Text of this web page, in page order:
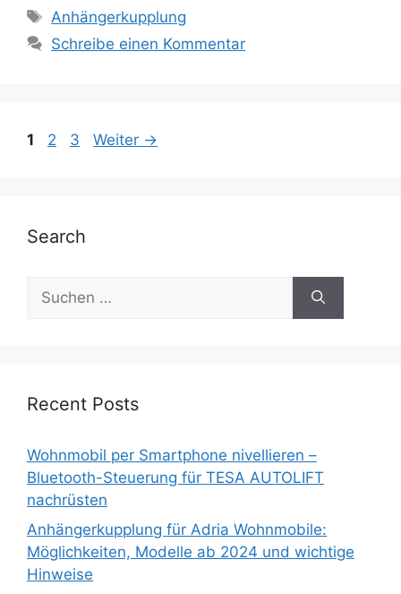
Schlagwörter
Anhängerkupplung
Schreibe einen Kommentar
Seite
1 Seite
2 Seite
3 Weiter →
Search
nach:
Recent Posts
Wohnmobil per Smartphone nivellieren –
Bluetooth-Steuerung für TESA AUTOLIFT
nachrüsten
Anhängerkupplung für Adria Wohnmobile:
Möglichkeiten, Modelle ab 2024 und wichtige
Hinweise